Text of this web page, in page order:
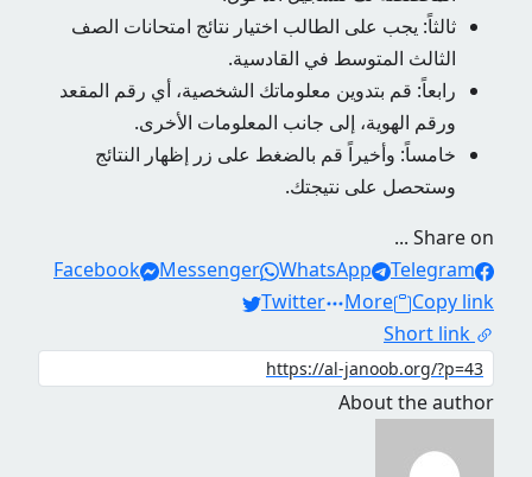
ثالثاً: يجب على الطالب اختيار نتائج امتحانات الصف
الثالث المتوسط ​​في القادسية.
رابعاً: قم بتدوين معلوماتك الشخصية، أي رقم المقعد
ورقم الهوية، إلى جانب المعلومات الأخرى.
خامساً: وأخيراً قم بالضغط على زر إظهار النتائج
وستحصل على نتيجتك.
Share on ...
Facebook
Messenger WhatsApp
Telegram
Twitter
More
Copy link
Short link
About the author